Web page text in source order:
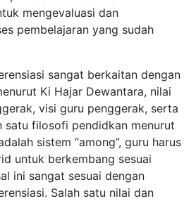
mengevaluasi dan
pembelajaran yang sudah
sangat berkaitan dengan
Ki Hajar Dewantara, nilai
visi guru penggerak, serta
satu filosofi pendidkan menurut
sistem “among”, guru harus
untuk berkembang sesuai
ini sangat sesuai dengan
Salah satu nilai dan